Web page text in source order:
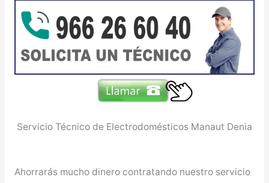
Servicio Técnico de Electrodomésticos Manaut Denia
Ahorrarás mucho dinero contratando nuestro servicio